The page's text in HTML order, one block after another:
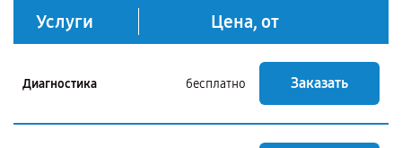
Услуги Цена, от
Диагностика бесплатно Заказать